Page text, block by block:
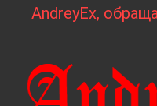
AndreyEx,